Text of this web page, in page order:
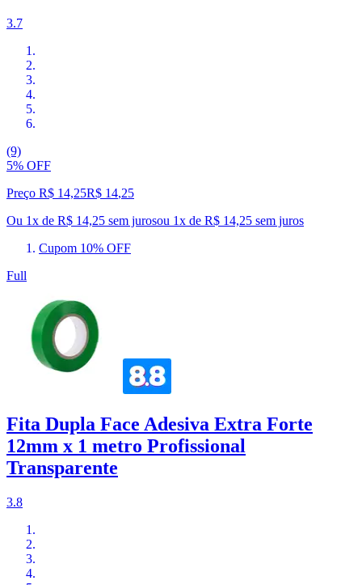
3.7
(9)
5% OFF
Preço R$ 14,25R$ 14,25
Ou 1x de R$ 14,25 sem jurosou 1x de R$ 14,25 sem juros
Cupom 10% OFF
Full
Fita Dupla Face Adesiva Extra Forte
12mm x 1 metro Profissional
Transparente
3.8